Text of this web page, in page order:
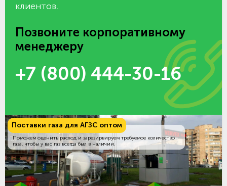
клиентов.
Позвоните корпоративному
менеджеру
+7 (800) 444-30-16
Поставки газа для АГЗС оптом
Поможем оценить расход и зарезирвируем требуемое количество
газа, чтобы у вас газ всегда был в наличии.